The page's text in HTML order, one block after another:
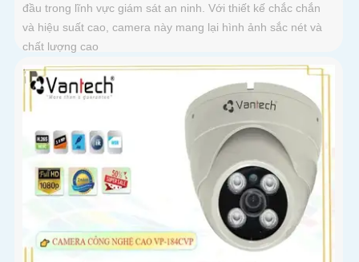
đầu trong lĩnh vực giám sát an ninh. Với thiết kế chắc chắn
và hiệu suất cao, camera này mang lại hình ảnh sắc nét và
chất lượng cao